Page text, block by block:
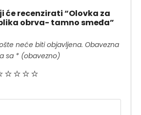
će recenzirati “Olovka za
obrva- tamno smeđa”
neće biti objavljena. Obavezna
sa * (obavezno)